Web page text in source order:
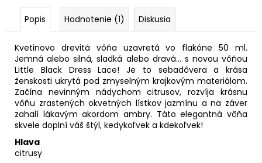
Popis Hodnotenie (1) Diskusia
Kvetinovo drevitá vôňa uzavretá vo flakóne 50 ml.
Jemná alebo silná, sladká alebo dravá... s novou vôňou
Little Black Dress Lace! Je to sebadôvera a krása
ženskosti ukrytá pod zmyselným krajkovým materiálom.
Začína nevinným nádychom citrusov, rozvíja krásnu
vôňu zrastených okvetných lístkov jazmínu a na záver
zahalí lákavým akordom ambry. Táto elegantná vôňa
skvele doplní váš štýl, kedykoľvek a kdekoľvek!
Hlava
citrusy